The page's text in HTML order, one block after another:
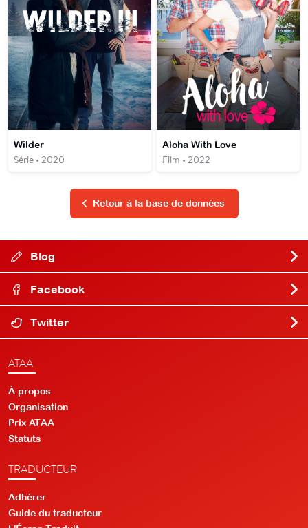
Wilder
Série • 2020
Aloha With Love
Film • 2022
Retour à la base de données
Blog
Facebook
Twitter
ATAA
À propos
Organisation
Prix ATAA
Statuts
TRADUCTEUR
Adhérer
Guide du traducteur